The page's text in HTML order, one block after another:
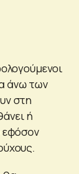
άνω των
στη
ή
εφόσον